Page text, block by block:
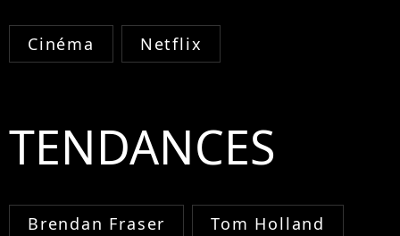
Cinéma Netflix
TENDANCES
Brendan Fraser Tom Holland